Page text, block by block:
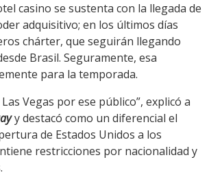
casino se sustenta con la llegada de
adquisitivo; en los últimos días
chárter, que seguirán llegando
Brasil. Seguramente, esa
para la temporada.
Vegas por ese público”, explicó a
y destacó como un diferencial el
de Estados Unidos a los
restricciones por nacionalidad y